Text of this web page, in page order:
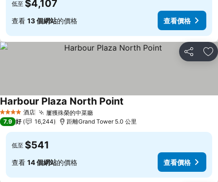
低至 $4,107
查看 13 個網站的價格 查看價格
分享 放
4 星級 酒店 屢獲殊榮的中菜廳
Harbour Plaza North Point
7.9 好 16,244 距離Grand Tower 5.0 公里
低至 $541
查看 14 個網站的價格 查看價格